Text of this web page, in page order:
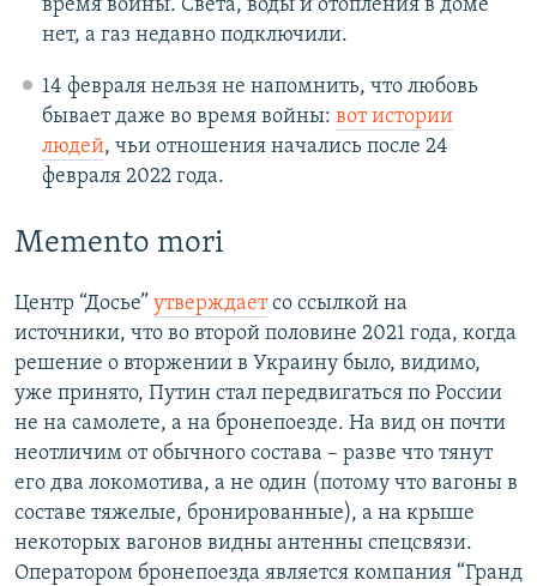
время войны. Света, воды и отопления в доме
нет, а газ недавно подключили.
14 февраля нельзя не напомнить, что любовь
бывает даже во время войны: вот истории
людей, чьи отношения начались после 24
февраля 2022 года.
Memento mori
Центр “Досье” утверждаетсо ссылкой на
источники, что во второй половине 2021 года, когда
решение о вторжении в Украину было, видимо,
уже принято, Путин стал передвигаться по России
не на самолете, а на бронепоезде. На вид он почти
неотличим от обычного состава – разве что тянут
его два локомотива, а не один (потому что вагоны в
составе тяжелые, бронированные), а на крыше
некоторых вагонов видны антенны спецсвязи.
Оператором бронепоезда является компания “Гранд